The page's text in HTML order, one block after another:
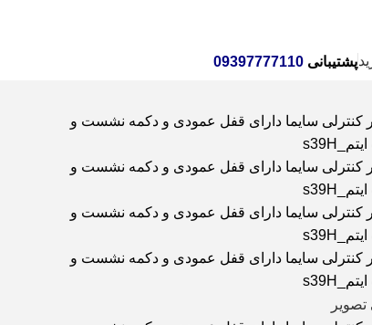
پشتیبانی 09397777110
تصویر